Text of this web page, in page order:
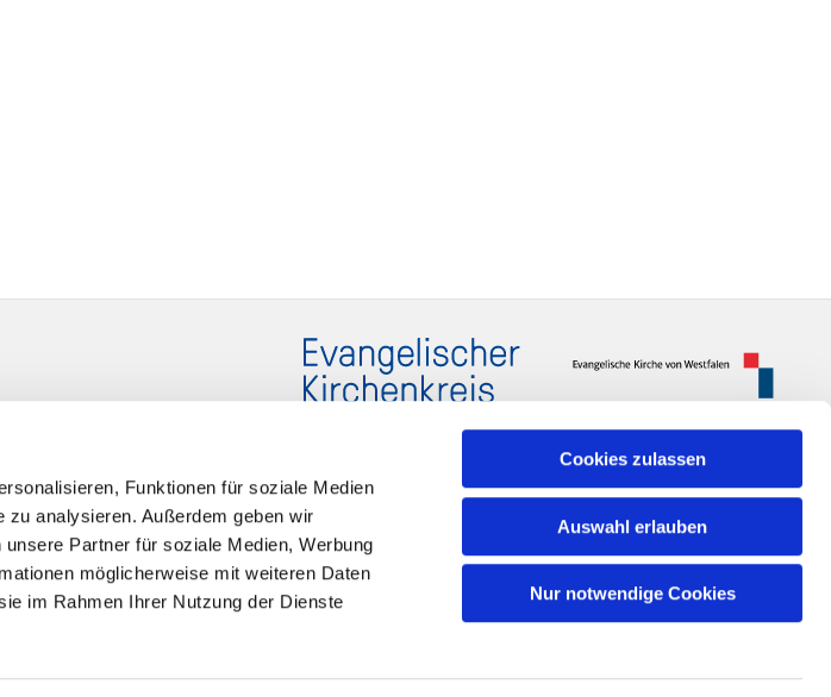
Funktionen für soziale Medien
zu analysieren. Außerdem geben wir
Partner für soziale Medien, Werbung
möglicherweise mit weiteren Daten
im Rahmen Ihrer Nutzung der Dienste
Cookies zulassen
Auswahl erlauben
Nur notwendige Cookies